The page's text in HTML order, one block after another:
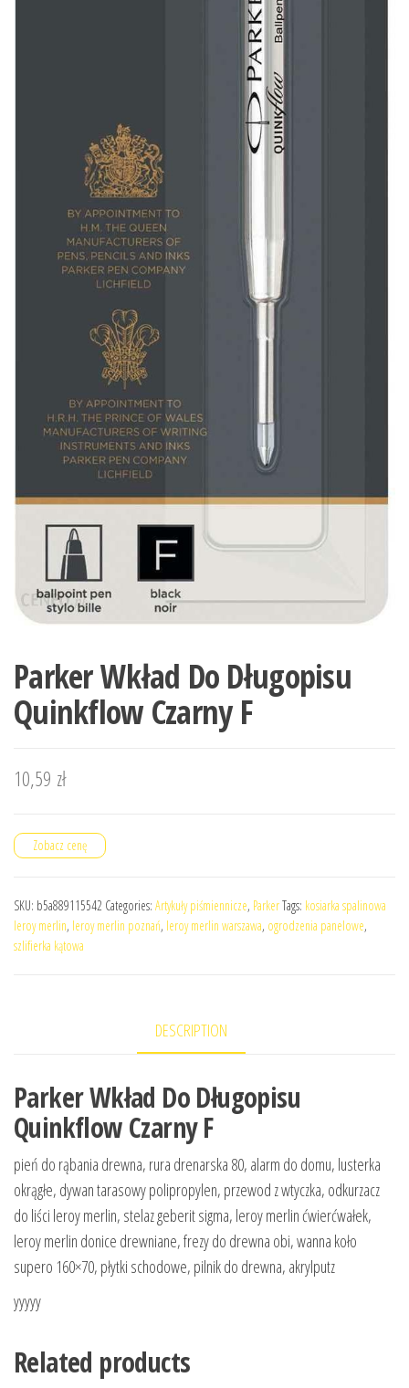
Parker Wkład Do Długopisu
Quinkflow Czarny F
10,59 zł
Zobacz cenę
SKU: b5a889115542 Categories: Artykuły piśmiennicze, ParkerTags: kosiarka spalinowa
leroy merlin, leroy merlin poznań, leroy merlin warszawa, ogrodzenia panelowe,
szlifierka kątowa
DESCRIPTION
Parker Wkład Do Długopisu
Quinkflow Czarny F
pień do rąbania drewna, rura drenarska 80, alarm do domu, lusterka
okrągłe, dywan tarasowy polipropylen, przewod z wtyczka, odkurzacz
do liści leroy merlin, stelaz geberit sigma, leroy merlin ćwierćwałek,
leroy merlin donice drewniane, frezy do drewna obi, wanna koło
supero 160×70, płytki schodowe, pilnik do drewna, akrylputz
yyyyy
Related products